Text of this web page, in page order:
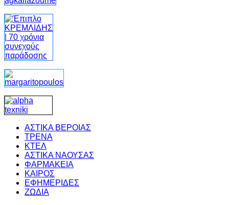
ΑΣΤΙΚΑ ΒΕΡΟΙΑΣ
ΤΡΕΝΑ
ΚΤΕΛ
ΑΣΤΙΚΑ ΝΑΟΥΣΑΣ
ΦΑΡΜΑΚΕΙΑ
ΚΑΙΡΟΣ
ΕΦΗΜΕΡΙΔΕΣ
ΖΩΔΙΑ